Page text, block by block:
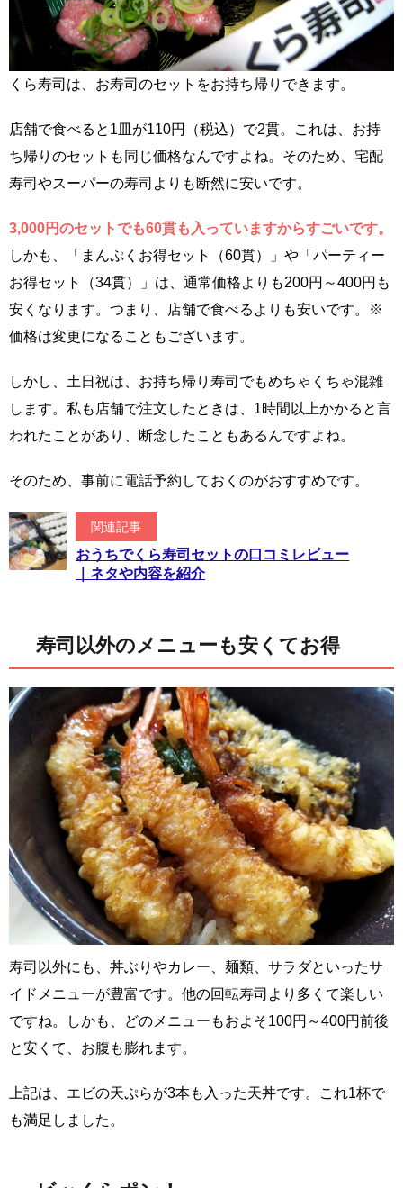
くら寿司は、お寿司のセットをお持ち帰りできます。
店舗で食べると1皿が110円（税込）で2貫。これは、お持
ち帰りのセットも同じ価格なんですよね。そのため、宅配
寿司やスーパーの寿司よりも断然に安いです。
3,000円のセットでも60貫も入っていますからすごいです。
しかも、「まんぷくお得セット（60貫）」や「パーティー
お得セット（34貫）」は、通常価格よりも200円～400円も
安くなります。つまり、店舗で食べるよりも安いです。※
価格は変更になることもございます。
しかし、土日祝は、お持ち帰り寿司でもめちゃくちゃ混雑
します。私も店舗で注文したときは、1時間以上かかると言
われたことがあり、断念したこともあるんですよね。
そのため、事前に電話予約しておくのがおすすめです。
関連記事
おうちでくら寿司セットの口コミレビュー
｜ネタや内容を紹介
寿司以外のメニューも安くてお得
寿司以外にも、丼ぶりやカレー、麺類、サラダといったサ
イドメニューが豊富です。他の回転寿司より多くて楽しい
ですね。しかも、どのメニューもおよそ100円～400円前後
と安くて、お腹も膨れます。
上記は、エビの天ぷらが3本も入った天丼です。これ1杯で
も満足しました。